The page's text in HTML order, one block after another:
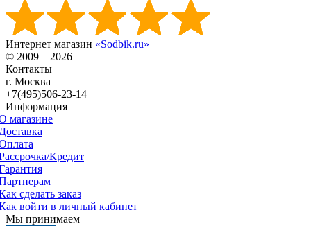
Интернет магазин «Sodbik.ru»
© 2009—2026
Контакты
г. Москва
+7(495)506-23-14
Информация
магазине
Кредит
сделать заказ
войти в личный кабинет
Мы принимаем